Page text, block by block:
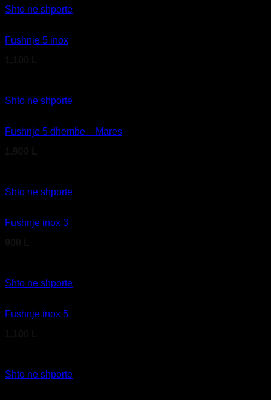
Shto ne shporte
Fushnje 5 inox
Shto ne shporte
Fushnje 5 dhembe – Mares
Shto ne shporte
Fushnje inox 3
Shto ne shporte
Fushnje inox 5
Shto ne shporte